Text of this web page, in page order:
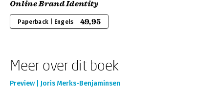
Online Brand Identity
Paperback | Engels 49,95
Meer over dit boek
Preview | Joris Merks-Benjaminsen